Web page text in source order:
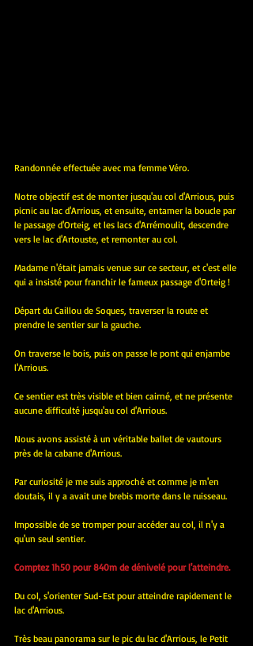
Randonnée effectuée avec ma femme Véro.
Notre objectif est de monter jusqu'au col d'Arrious, puis
picnic au lac d'Arrious, et ensuite, entamer la boucle par
le passage d'Orteig, et les lacs d'Arrémoulit, descendre
vers le lac d'Artouste, et remonter au col.
Madame n'était jamais venue sur ce secteur, et c'est elle
qui a insisté pour franchir le fameux passage d'Orteig !
Départ du Caillou de Soques, traverser la route et
prendre le sentier sur la gauche.
On traverse le bois, puis on passe le pont qui enjambe
l'Arrious.
Ce sentier est très visible et bien cairné, et ne présente
aucune difficulté jusqu'au col d'Arrious.
Nous avons assisté à un véritable ballet de vautours
près de la cabane d'Arrious.
Par curiosité je me suis approché et comme je m'en
doutais, il y a avait une brebis morte dans le ruisseau.
Impossible de se tromper pour accéder au col, il n'y a
qu'un seul sentier.
Comptez 1h50 pour 840m de dénivelé pour l'atteindre.
Du col, s'orienter Sud-Est pour atteindre rapidement le
lac d'Arrious.
Très beau panorama sur le pic du lac d'Arrious, le Petit